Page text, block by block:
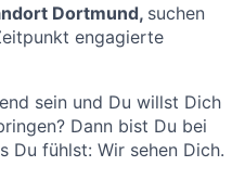
Dortmund, suchen
engagierte
sein und Du willst Dich
Dann bist Du bei
Du fühlst: Wir sehen Dich.